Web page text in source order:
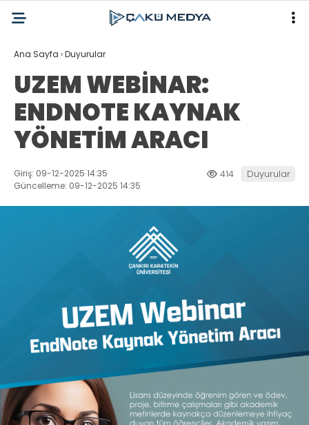
Ana Sayfa ›Duyurular
UZEM WEBİNAR:
ENDNOTE KAYNAK
YÖNETİM ARACI
Giriş: 09-12-2025 14:35
Güncelleme: 09-12-2025 14:35
414 Duyurular